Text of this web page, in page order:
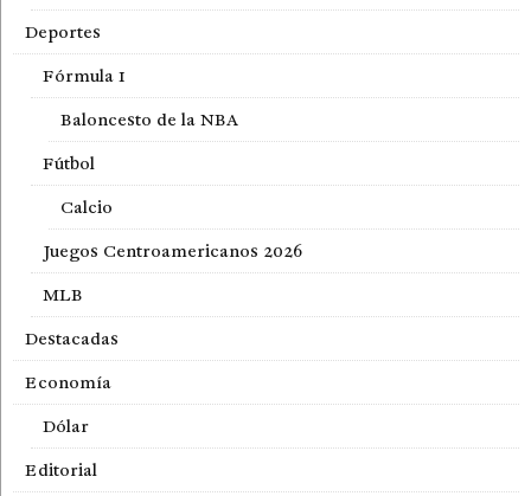
Deportes
Fórmula 1
Baloncesto de la NBA
Fútbol
Calcio
Juegos Centroamericanos 2026
MLB
Destacadas
Economía
Dólar
Editorial